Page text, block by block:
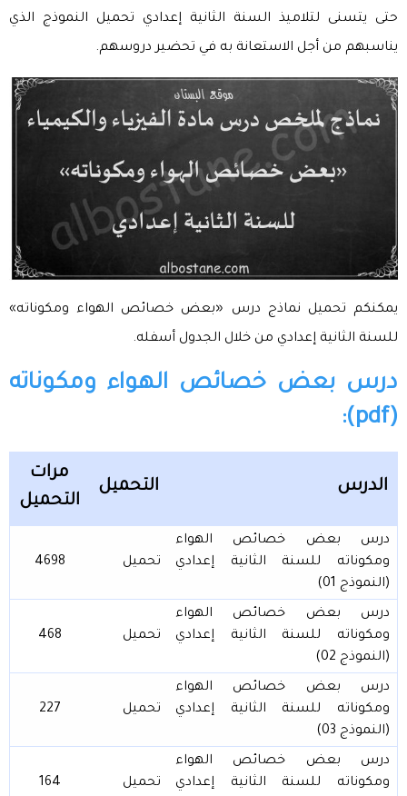
حتى يتسنى لتلاميذ السنة الثانية إعدادي تحميل النموذج الذي
يناسبهم من أجل الاستعانة به في تحضير دروسهم.
يمكنكم تحميل نماذج درس «بعض خصائص الهواء ومكوناته»
للسنة الثانية إعدادي من خلال الجدول أسفله.
درس بعض خصائص الهواء ومكوناته
(pdf):
الدرس التحميل
مرات
التحميل
درس بعض خصائص الهواء
ومكوناته للسنة الثانية إعدادي
(النموذج 01)
تحميل 4698
درس بعض خصائص الهواء
ومكوناته للسنة الثانية إعدادي
(النموذج 02)
تحميل 468
درس بعض خصائص الهواء
ومكوناته للسنة الثانية إعدادي
(النموذج 03)
تحميل 227
درس بعض خصائص الهواء
ومكوناته للسنة الثانية إعدادي
تحميل 164